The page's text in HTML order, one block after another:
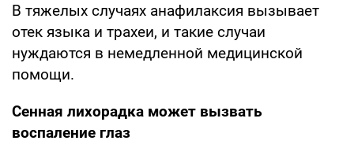
В тяжелых случаях анафилаксия вызывает
отек языка и трахеи, и такие случаи
нуждаются в немедленной медицинской
помощи.
Сенная лихорадка может вызвать
воспаление глаз